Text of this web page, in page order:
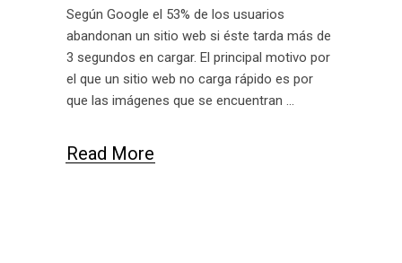
Según Google el 53% de los usuarios
abandonan un sitio web si éste tarda más de
3 segundos en cargar. El principal motivo por
el que un sitio web no carga rápido es por
que las imágenes que se encuentran
Read More